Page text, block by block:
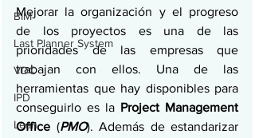
BIM
Last Planner System
VDC
IPD
Lean
Mejorar la organización y el progreso
de los proyectos es una de las
prioridades de las empresas que
trabajan con ellos. Una de las
herramientas que hay disponibles para
conseguirlo es la Project Management
Office (PMO). Además de estandarizar